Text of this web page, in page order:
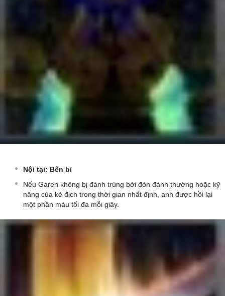
Nội tại: Bên bỉ
Nếu Garen không bị đánh trúng bởi đòn đánh thường hoặc kỹ
năng của kẻ địch trong thời gian nhất định, anh được hồi lại
một phần máu tối đa mỗi giây.